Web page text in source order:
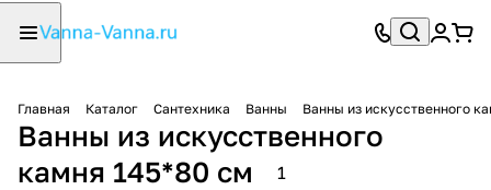
Главная Каталог Сантехника Ванны Ванны из искусственного
Ванны из искусственного
камня 145*80 см
1